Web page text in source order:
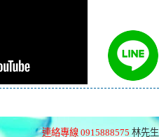
連絡專線 0915888575 林先生